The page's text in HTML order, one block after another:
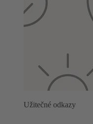
Užitečné odkazy